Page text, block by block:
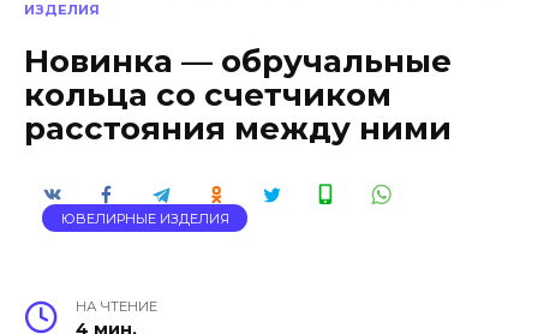
ИЗДЕЛИЯ
Новинка — обручальные
кольца со счетчиком
расстояния между ними
ЮВЕЛИРНЫЕ ИЗДЕЛИЯ
НА ЧТЕНИЕ
4 мин.